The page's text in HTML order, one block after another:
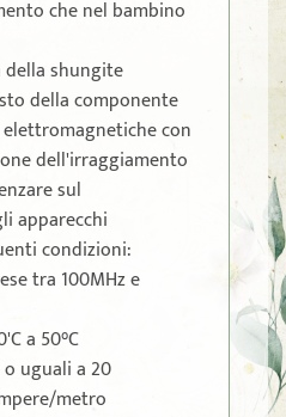
che nel bambino
della shungite
della componente
con
dell'irraggiamento
sul
apparecchi
condizioni:
tra 100MHz e
a 50°C
uguali a 20
metro